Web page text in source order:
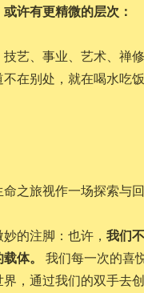
许有更精微的层次：
艺、事业、艺术、禅
在别处，就在喝水吃
之旅视作一场探索与
的注脚：也许， 我们
体。
我们每一次的喜
，通过我们的双手去